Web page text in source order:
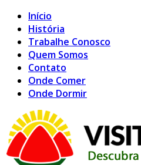
Início
História
Trabalhe Conosco
Quem Somos
Contato
Onde Comer
Onde Dormir